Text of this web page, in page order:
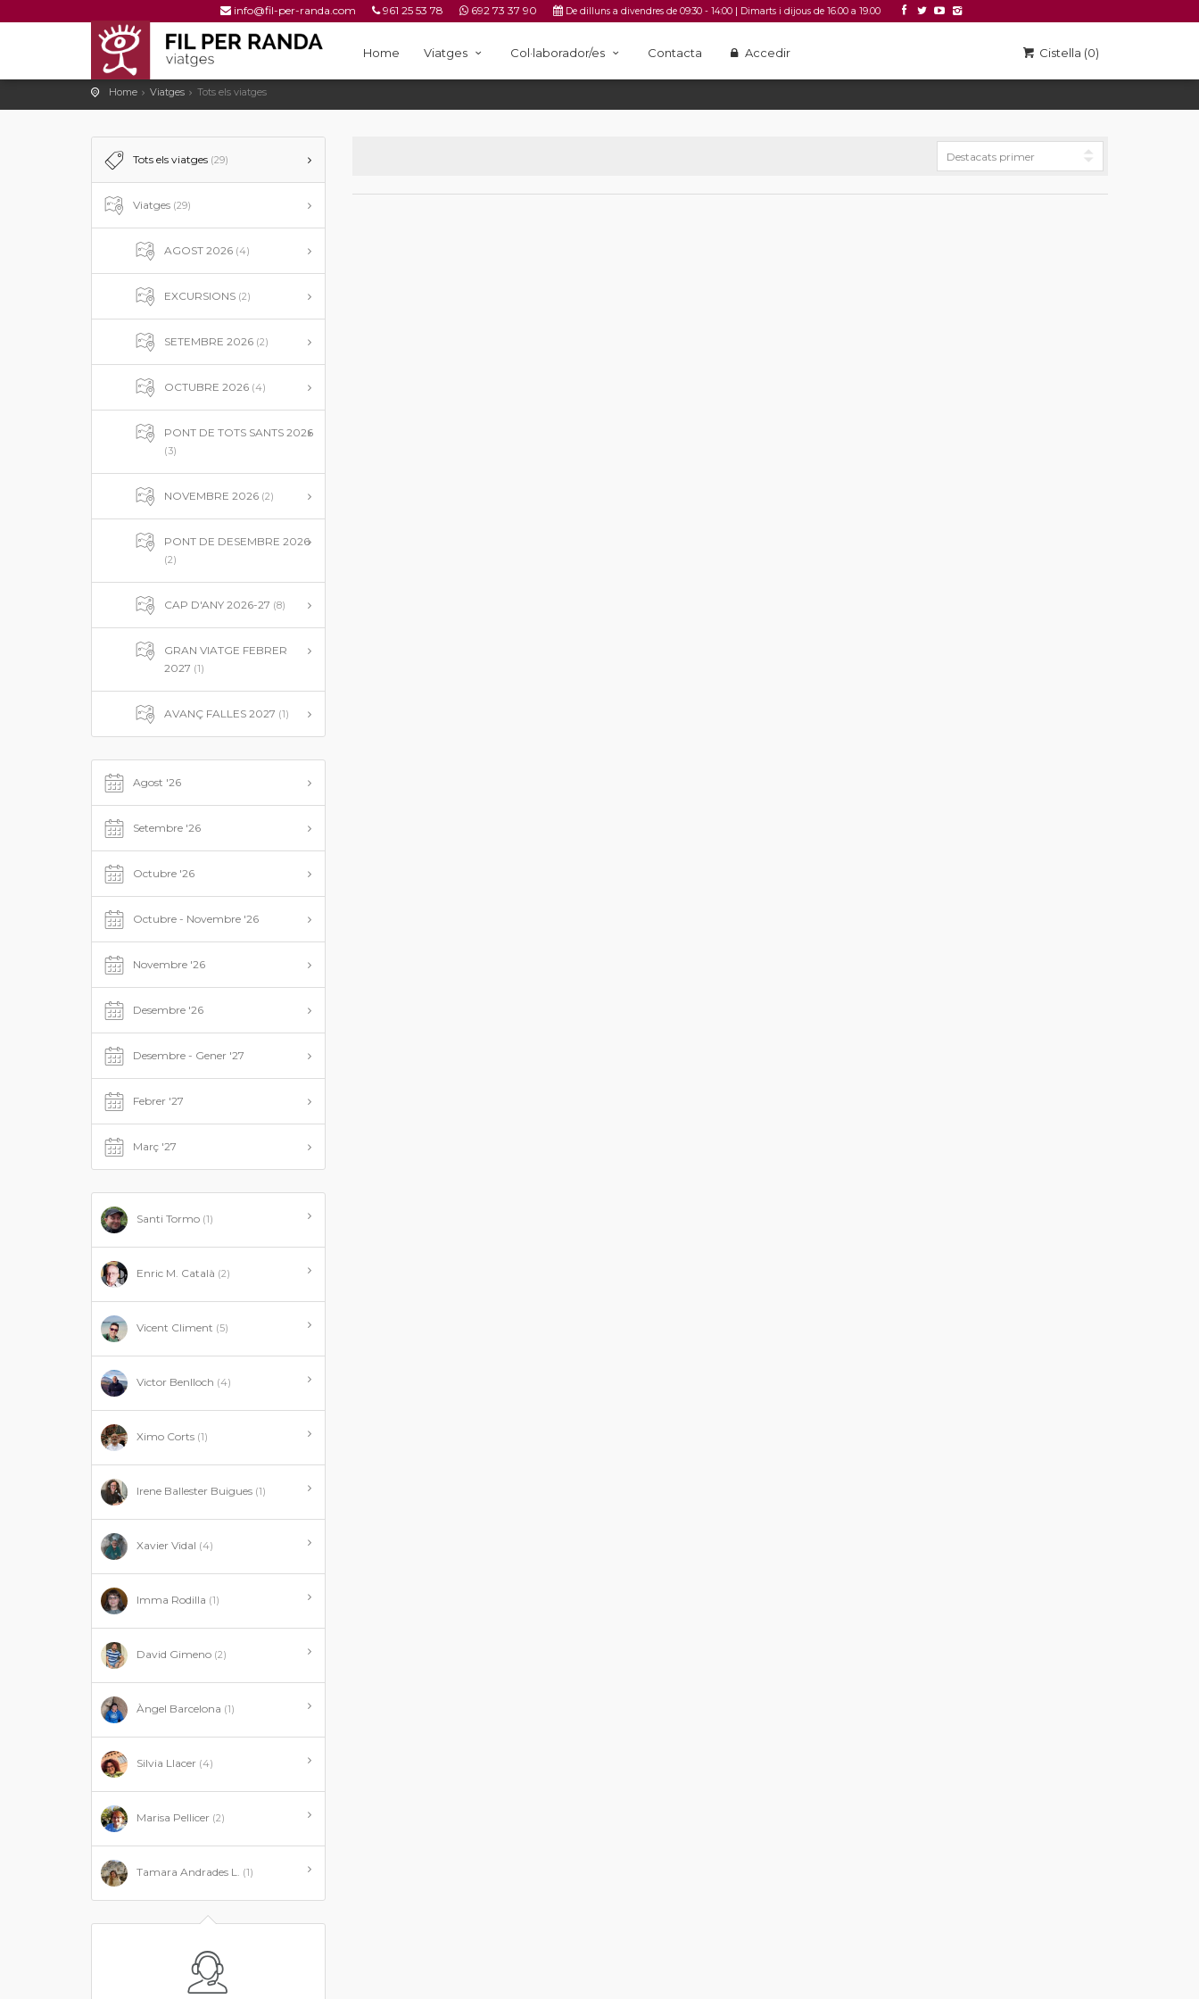
info@fil-per-randa.com 961 25 53 78 692 73 37 90 De dilluns a divendres de 09:30 - 14:00 | Dimarts i dijous de 16.00 a 19.00
961 25 53 78
Home Viatges Col·laborador/es Contacta Accedir Cistella (0)
Home Viatges Tots els viatges
Tots els viatges (29)
Viatges (29)
AGOST 2026 (4)
EXCURSIONS (2)
SETEMBRE 2026 (2)
OCTUBRE 2026 (4)
PONT DE TOTS SANTS 2026
(3)
NOVEMBRE 2026 (2)
PONT DE DESEMBRE 2026
(2)
CAP D'ANY 2026-27 (8)
GRAN VIATGE FEBRER
2027 (1)
AVANÇ FALLES 2027 (1)
Agost '26
Setembre '26
Octubre '26
Octubre - Novembre '26
Novembre '26
Desembre '26
Desembre - Gener '27
Febrer '27
Març '27
Santi Tormo (1)
Enric M. Català (2)
Vicent Climent (5)
Victor Benlloch (4)
Ximo Corts (1)
Irene Ballester Buigues (1)
Xavier Vidal (4)
Imma Rodilla (1)
David Gimeno (2)
Àngel Barcelona (1)
Silvia Llacer (4)
Marisa Pellicer (2)
Tamara Andrades L. (1)